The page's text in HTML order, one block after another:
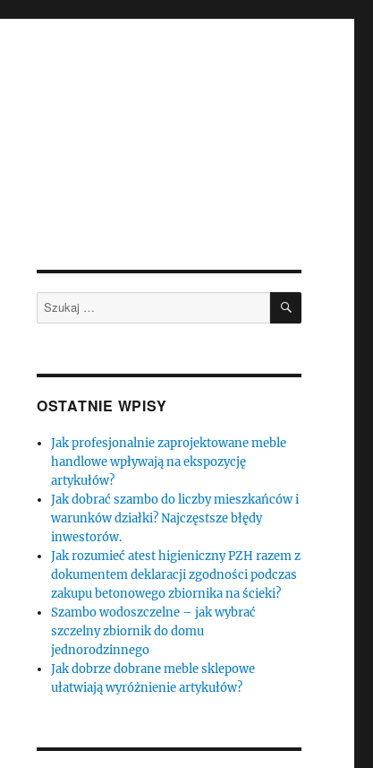
Szukaj: SZUKAJ
OSTATNIE WPISY
Jak profesjonalnie zaprojektowane meble
handlowe wpływają na ekspozycję
artykułów?
Jak dobrać szambo do liczby mieszkańców i
warunków działki? Najczęstsze błędy
inwestorów.
Jak rozumieć atest higieniczny PZH razem z
dokumentem deklaracji zgodności podczas
zakupu betonowego zbiornika na ścieki?
Szambo wodoszczelne – jak wybrać
szczelny zbiornik do domu
jednorodzinnego
Jak dobrze dobrane meble sklepowe
ułatwiają wyróżnienie artykułów?